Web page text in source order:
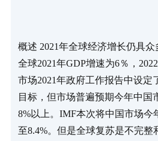
概述 2021年全球经济增长仍具
全球2021年GDP增速为6％，
市场2021年政府工作报告中设定
目标，但市场普遍预期今年中国
8%以上。IMF本次将中国市场今
至8.4%。但是全球复苏是不完整